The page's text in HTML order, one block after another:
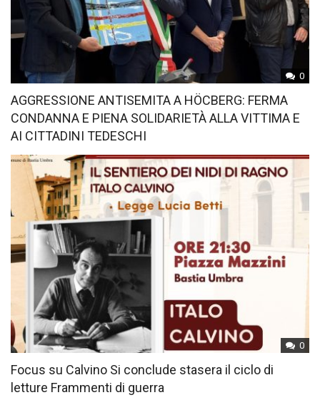
0
AGGRESSIONE ANTISEMITA A HÖCBERG: FERMA
CONDANNA E PIENA SOLIDARIETÀ ALLA VITTIMA E
AI CITTADINI TEDESCHI
0
Focus su Calvino Si conclude stasera il ciclo di
letture Frammenti di guerra